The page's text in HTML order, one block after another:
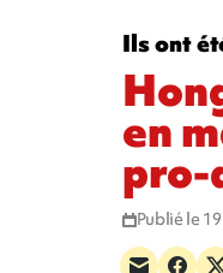
Ils ont
en
pro-
Publié le